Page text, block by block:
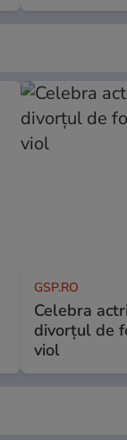
GSP.RO
Celebra
divorțul de
viol